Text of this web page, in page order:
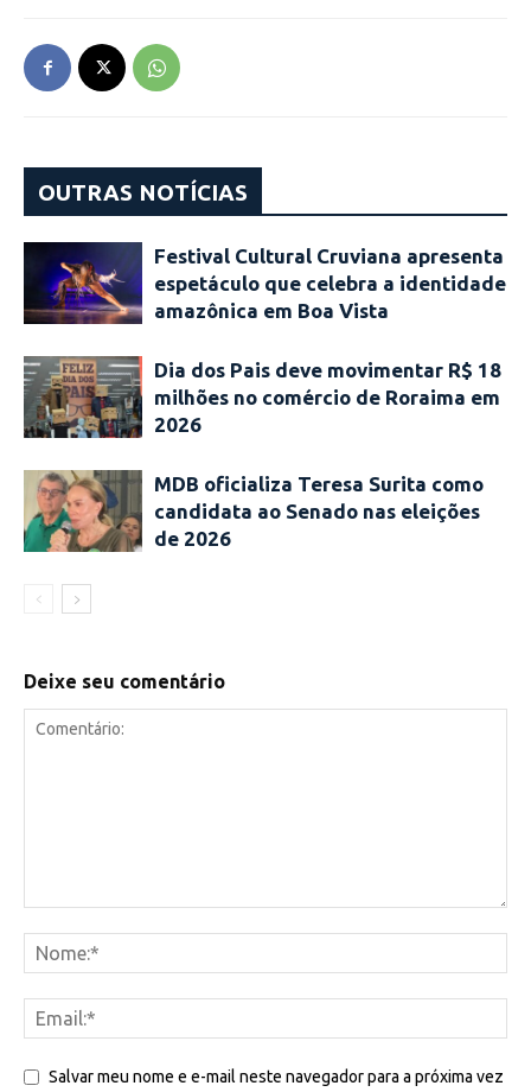
OUTRAS NOTÍCIAS
Festival Cultural Cruviana apresenta
espetáculo que celebra a identidade
amazônica em Boa Vista
Dia dos Pais deve movimentar R$ 18
milhões no comércio de Roraima em
2026
MDB oficializa Teresa Surita como
candidata ao Senado nas eleições
de 2026
Deixe seu comentário
Salvar meu nome e e-mail neste navegador para a próxima vez